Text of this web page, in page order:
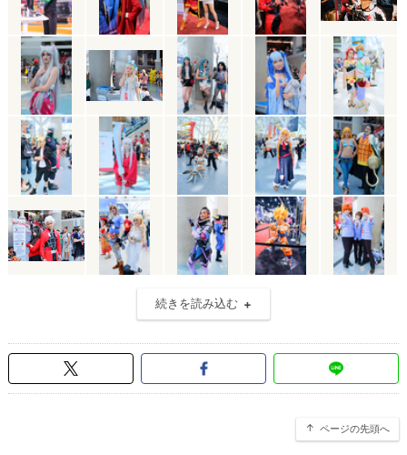
続きを読み込む
ページの先頭へ